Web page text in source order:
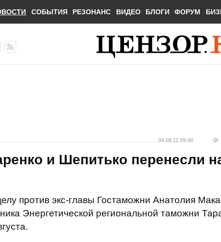
СОБЫТИЯ РЕЗОНАНС ВИДЕО БЛОГИ ФОРУМ
04.08.11 09:48
и Шепитько перенесли
против экс-главы Гостаможни Анатолия
Энергетической региональной таможни